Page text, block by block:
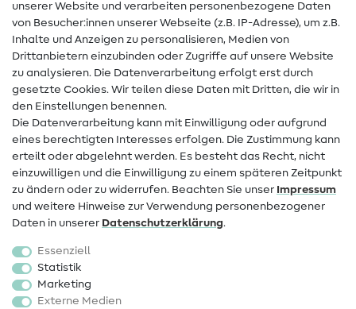
Hilfe & Kontakt
Kontakt
Infos zum Betreiberwechsel
Widerrufsrecht
Beliebt
Stoffe
Sale
Schnittmuster
unserer Website und verarbeiten personenbezogene Daten
von Besucher:innen unserer Webseite (z.B. IP-Adresse), um z.B.
Inhalte und Anzeigen zu personalisieren, Medien von
Drittanbietern einzubinden oder Zugriffe auf unsere Website
zu analysieren. Die Datenverarbeitung erfolgt erst durch
gesetzte Cookies. Wir teilen diese Daten mit Dritten, die wir in
den Einstellungen benennen.
Die Datenverarbeitung kann mit Einwilligung oder aufgrund
eines berechtigten Interesses erfolgen. Die Zustimmung kann
erteilt oder abgelehnt werden. Es besteht das Recht, nicht
einzuwilligen und die Einwilligung zu einem späteren Zeitpunkt
zu ändern oder zu widerrufen. Beachten Sie unser Impressum
und weitere Hinweise zur Verwendung personenbezogener
Daten in unserer Daten­schutz­erklärung.
Essenziell
Statistik
Marketing
Externe Medien